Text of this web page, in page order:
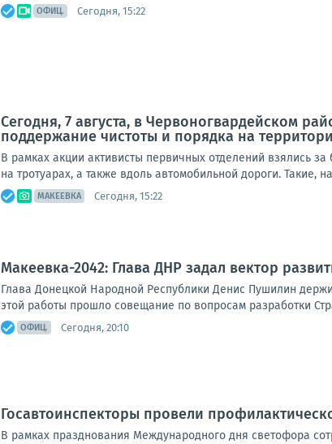
ОФИЦ. Сегодня, 15:22
Сегодня, 7 августа, в Червоногвардейском
поддержание чистоты и порядка на
В рамках акции активисты первичных отделений взялись
на тротуарах, а также вдоль автомобильной дороги. Такие,
МАКЕЕВКА Сегодня, 15:22
Макеевка-2042: Глава ДНР задал вектор
Глава Донецкой Народной Республики Денис Пушилин
этой работы прошло совещание по вопросам разработки
ОФИЦ. Сегодня, 20:10
Госавтоинспекторы провели
В рамках празднования Международного дня светофора